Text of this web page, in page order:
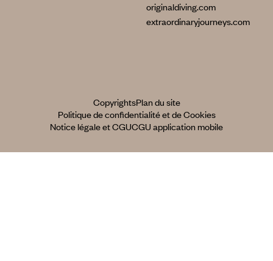
originaldiving.com
extraordinaryjourneys.com
CopyrightsPlan du site
Politique de confidentialité et de Cookies
Notice légale et CGUCGU application mobile